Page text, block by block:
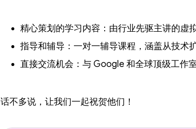
精心策划的学习内容：由行业先驱主讲的虚
指导和辅导：一对一辅导课程，涵盖从技术
直接交流机会：与 Google 和全球顶级工作
话不多说，让我们一起祝贺他们！